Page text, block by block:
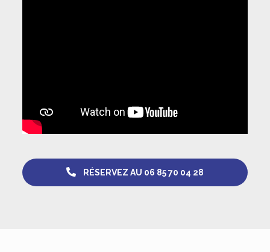
RÉSERVEZ AU 06 85 70 04 28